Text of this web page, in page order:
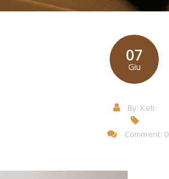
07
Giu
By: Keti
Comment: 0